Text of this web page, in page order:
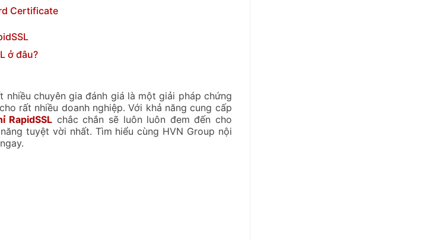
Certificate
ở đâu?
nhiều chuyên gia đánh giá là một giải pháp chứng
rất nhiều doanh nghiệp. Với khả năng cung cấp
RapidSSL chắc chắn sẽ luôn luôn đem đến cho
tuyệt vời nhất. Tìm hiểu cùng HVN Group nội